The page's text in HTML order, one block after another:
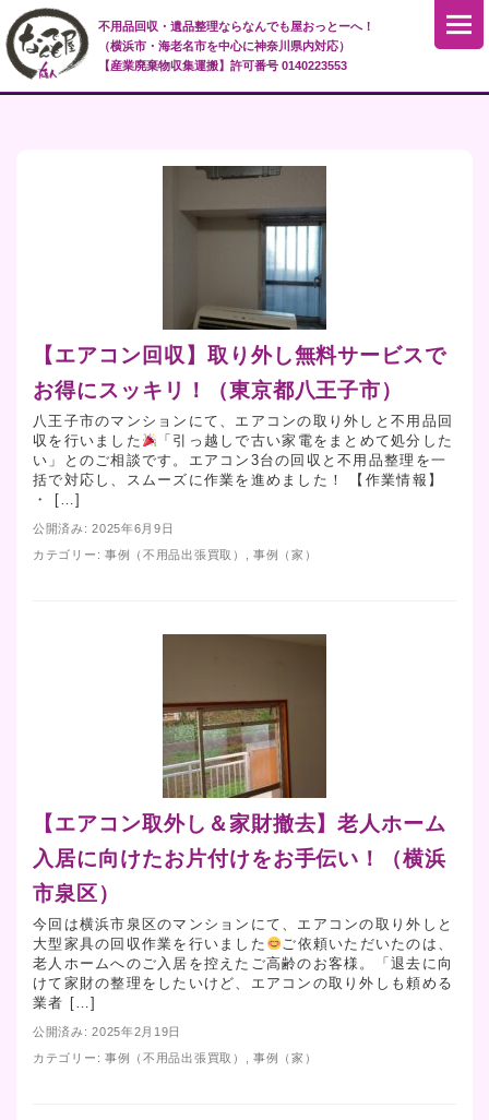
不用品回収・遺品整理ならなんでも屋おっとーへ！
（横浜市・海老名市を中心に神奈川県内対応）
【産業廃棄物収集運搬】許可番号 0140223553
【エアコン回収】取り外し無料サービスで
お得にスッキリ！（東京都八王子市）
八王子市のマンションにて、エアコンの取り外しと不用品回
収を行いました
「引っ越しで古い家電をまとめて処分した
い」とのご相談です。エアコン3台の回収と不用品整理を一
括で対応し、スムーズに作業を進めました！ 【作業情報】
・ […]
公開済み: 2025年6月9日
カテゴリー: 事例（不用品出張買取） ,事例（家）
【エアコン取外し＆家財撤去】老人ホーム
入居に向けたお片付けをお手伝い！（横浜
市泉区）
今回は横浜市泉区のマンションにて、エアコンの取り外しと
大型家具の回収作業を行いました
ご依頼いただいたのは、
老人ホームへのご入居を控えたご高齢のお客様。「退去に向
けて家財の整理をしたいけど、エアコンの取り外しも頼める
業者 […]
公開済み: 2025年2月19日
カテゴリー: 事例（不用品出張買取） ,事例（家）